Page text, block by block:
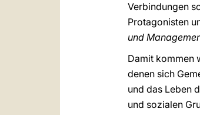
Verbindungen
Protagonisten
und
Damit kommen
denen sich
und das Leben
und sozialen